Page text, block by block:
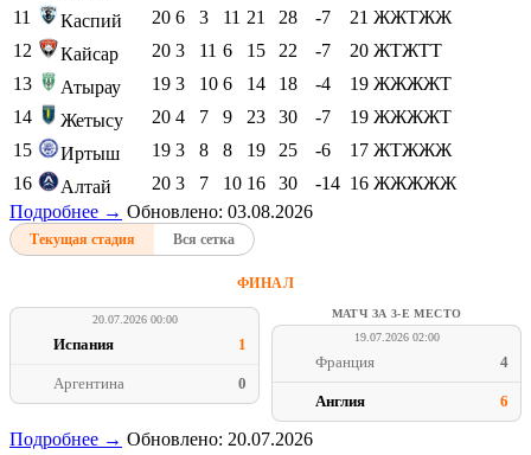
11
Каспий 20 6 3 11 21 28 -7 21 ЖЖТЖЖ
12
Кайсар 20 3 11 6 15 22 -7 20 ЖТЖТТ
13
Атырау 19 3 10 6 14 18 -4 19 ЖЖЖЖТ
14
Жетысу 20 4 7 9 23 30 -7 19 ЖЖЖЖТ
15
Иртыш 19 3 8 8 19 25 -6 17 ЖТЖЖЖ
16
Алтай 20 3 7 10 16 30 -14 16 ЖЖЖЖЖ
Подробнее → Обновлено: 03.08.2026
Текущая стадия Вся сетка
ФИНАЛ
20.07.2026 00:00
Испания 1
Аргентина 0
МАТЧ ЗА 3-Е МЕСТО
19.07.2026 02:00
Франция 4
Англия 6
Подробнее → Обновлено: 20.07.2026